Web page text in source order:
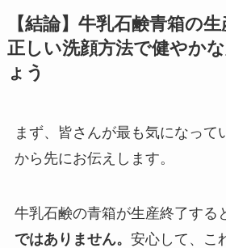
【結論】牛乳石鹸青箱の
正しい洗顔方法で健やか
ょう
まず、皆さんが最も気になって
から先にお伝えします。
牛乳石鹸の青箱が生産終了する
ではありません。 安心して、こ